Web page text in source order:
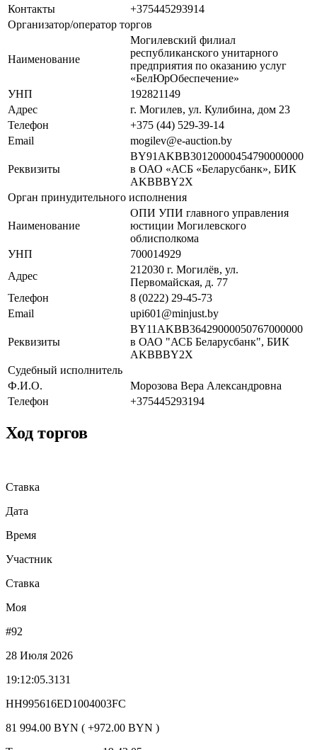
Контакты
+375445293914
Организатор/оператор торгов
Наименование
Могилевский филиал
республиканского унитарного
предприятия по оказанию услуг
«БелЮрОбеспечение»
УНП
192821149
Адрес
г. Могилев, ул. Кулибина, дом 23
Телефон
+375 (44) 529-39-14
Email
mogilev@e-auction.by
Реквизиты
BY91AKBB30120000454790000000
в ОАО «АСБ «Беларусбанк», БИК
AKBBBY2X
Орган принудительного исполнения
Наименование
ОПИ УПИ главного управления
юстиции Могилевского
облисполкома
УНП
700014929
Адрес
212030 г. Могилёв, ул.
Первомайская, д. 77
Телефон
8 (0222) 29-45-73
Email
upi601@minjust.by
Реквизиты
BY11AKBB36429000050767000000
в ОАО "АСБ Беларусбанк", БИК
AKBBBY2X
Судебный исполнитель
Ф.И.О.
Морозова Вера Александровна
Телефон
+375445293194
Ход торгов
Ставка
Дата
Время
Участник
Ставка
Моя
#92
28 Июля 2026
19:12:05.3131
HH995616ED1004003FC
81 994.00 BYN ( +972.00 BYN )